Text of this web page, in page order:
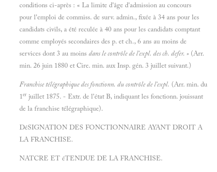
conditions ci-après : « La limite d'âge d'admission au concours
pour l'emploi de commiss. de surv. admin., fixée à 34 ans pour les
candidats civils, a été reculée à 40 ans pour les candidats comptant
comme employés secondaires des p. et ch., 6 ans au moins de
services dont 3 au moins dansle contrôle de l'expl. des ch. defer. » (Arr.
min. 26 juin 1880 et Cire. min. aux Insp. gén. 3 juillet suivant.)
Franchise télégraphique des fonctionn. du contrôle de l'expl. (Arr. min. du
1er juillet 1875. - Extr. de l'état B, indiquant les fonctionn. jouissant
de la franchise télégraphique).
DéSIGNATION DES FONCTIONNAIRE AYANT DROIT A
LA FRANCHISE.
NATCRE ET éTENDUE DE LA FRANCHISE.